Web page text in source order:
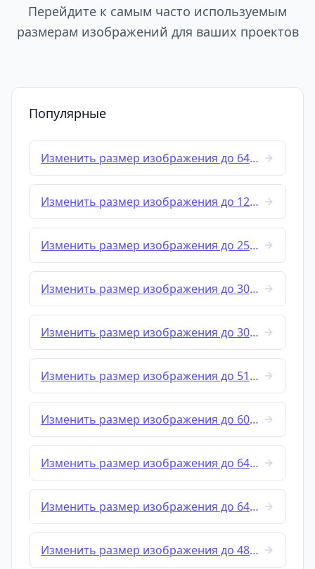
Перейдите к самым часто используемым
размерам изображений для ваших проектов
Популярные
Изменить размер изображения до 64x64
Изменить размер изображения до 128x128
Изменить размер изображения до 256x256
Изменить размер изображения до 300x80
Изменить размер изображения до 300x300
Изменить размер изображения до 512x512
Изменить размер изображения до 600x600
Изменить размер изображения до 640x360
Изменить размер изображения до 640x480
Изменить размер изображения до 480x640